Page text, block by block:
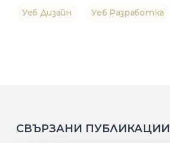
Уеб Дизайн Уеб Разработка
СВЪРЗАНИ ПУБЛИКАЦИИ